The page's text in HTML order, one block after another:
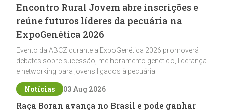
Encontro Rural Jovem abre inscrições e
reúne futuros líderes da pecuária na
ExpoGenética 2026
Evento da ABCZ durante a ExpoGenética 2026 promoverá
debates sobre sucessão, melhoramento genético, liderança
e networking para jovens ligados à pecuária
Notícias 03 Aug 2026
Raça Boran avança no Brasil e pode ganhar